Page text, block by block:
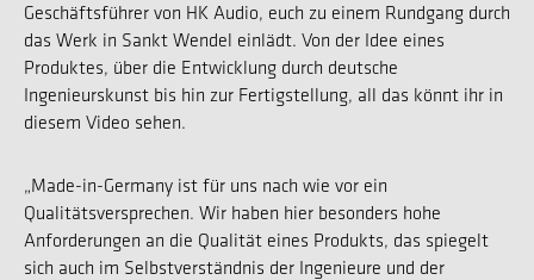
Geschäftsführer von HK Audio, euch zu einem Rundgang durch
das Werk in Sankt Wendel einlädt. Von der Idee eines
Produktes, über die Entwicklung durch deutsche
Ingenieurskunst bis hin zur Fertigstellung, all das könnt ihr in
diesem Video sehen.
„Made-in-Germany ist für uns nach wie vor ein
Qualitätsversprechen. Wir haben hier besonders hohe
Anforderungen an die Qualität eines Produkts, das spiegelt
sich auch im Selbstverständnis der Ingenieure und der